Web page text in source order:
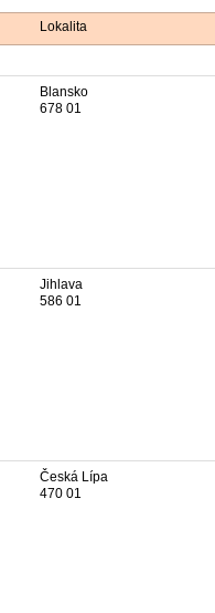
Lokalita
Blansko
678 01
Jihlava
586 01
Česká Lípa
470 01